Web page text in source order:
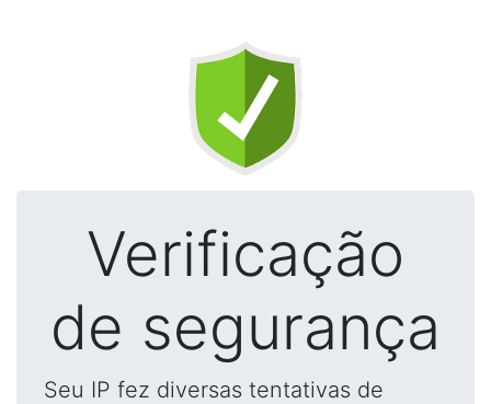
Verificação
de segurança
Seu IP fez diversas tentativas de